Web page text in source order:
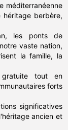
méditerranéenne
berbère,
les ponts de
vaste nation,
la famille, la
gratuite tout en
forts
significatives
ancien et